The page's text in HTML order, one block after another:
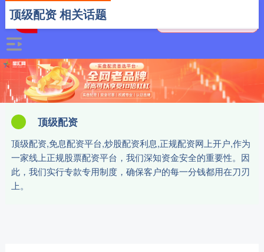
顶级配资
顶级配资,免息配资平台,炒股配资利息,正规配资网上开户,作为
一家线上正规股票配资平台，我们深知资金安全的重要性。因
此，我们实行专款专用制度，确保客户的每一分钱都用在刀刃
上。
顶级配资 相关话题